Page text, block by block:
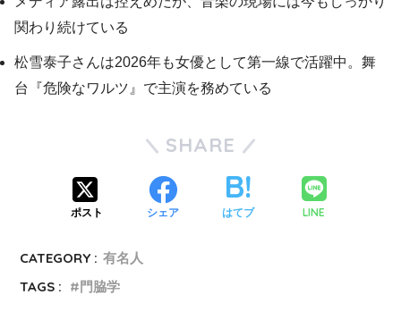
関わり続けている
松雪泰子さんは2026年も女優として第一線で活躍中。舞
台『危険なワルツ』で主演を務めている
SHARE
ポスト シェア はてブ LINE
CATEGORY : 有名人
TAGS :
門脇学